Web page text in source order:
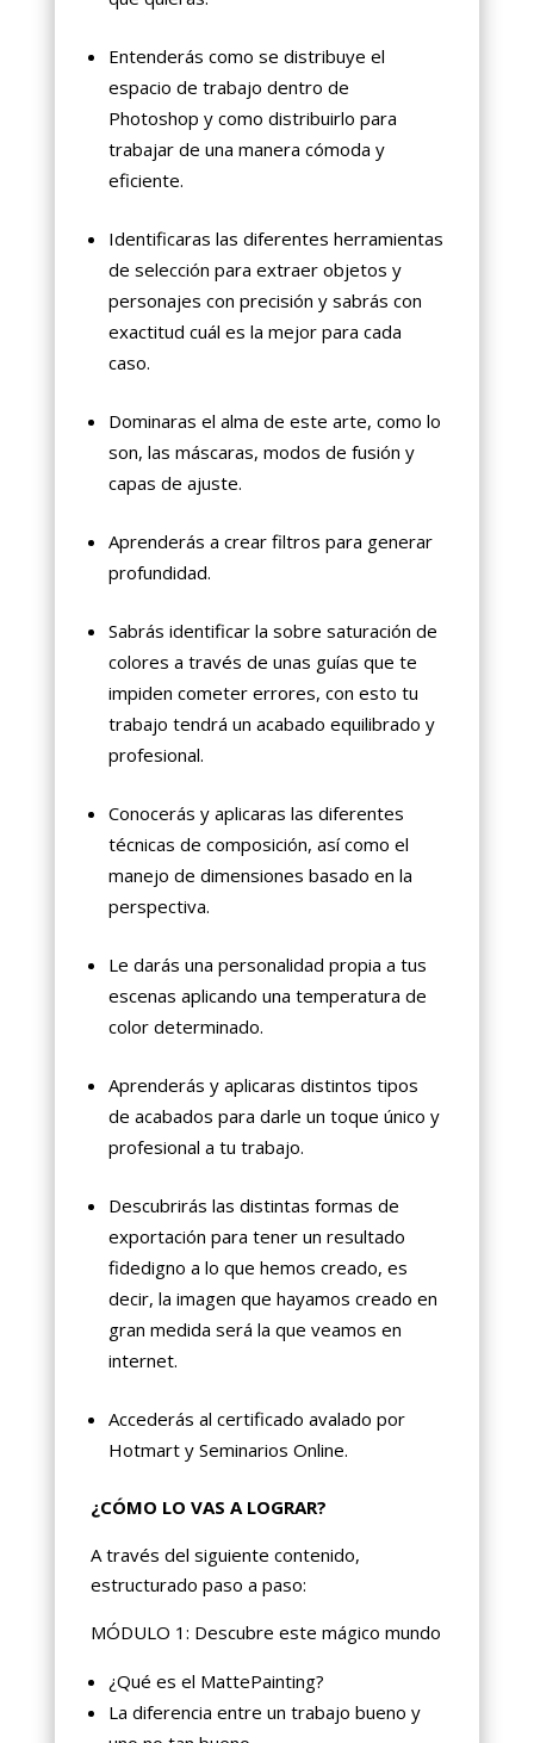
Entenderás como se distribuye el
espacio de trabajo dentro de
Photoshop y como distribuirlo para
trabajar de una manera cómoda y
eficiente.
Identificaras las diferentes herramientas
de selección para extraer objetos y
personajes con precisión y sabrás con
exactitud cuál es la mejor para cada
caso.
Dominaras el alma de este arte, como lo
son, las máscaras, modos de fusión y
capas de ajuste.
Aprenderás a crear filtros para generar
profundidad.
Sabrás identificar la sobre saturación de
colores a través de unas guías que te
impiden cometer errores, con esto tu
trabajo tendrá un acabado equilibrado y
profesional.
Conocerás y aplicaras las diferentes
técnicas de composición, así como el
manejo de dimensiones basado en la
perspectiva.
Le darás una personalidad propia a tus
escenas aplicando una temperatura de
color determinado.
Aprenderás y aplicaras distintos tipos
de acabados para darle un toque único y
profesional a tu trabajo.
Descubrirás las distintas formas de
exportación para tener un resultado
fidedigno a lo que hemos creado, es
decir, la imagen que hayamos creado en
gran medida será la que veamos en
internet.
Accederás al certificado avalado por
Hotmart y Seminarios Online.
¿CÓMO LO VAS A LOGRAR?
A través del siguiente contenido,
estructurado paso a paso:
MÓDULO 1: Descubre este mágico mundo
¿Qué es el MattePainting?
La diferencia entre un trabajo bueno y